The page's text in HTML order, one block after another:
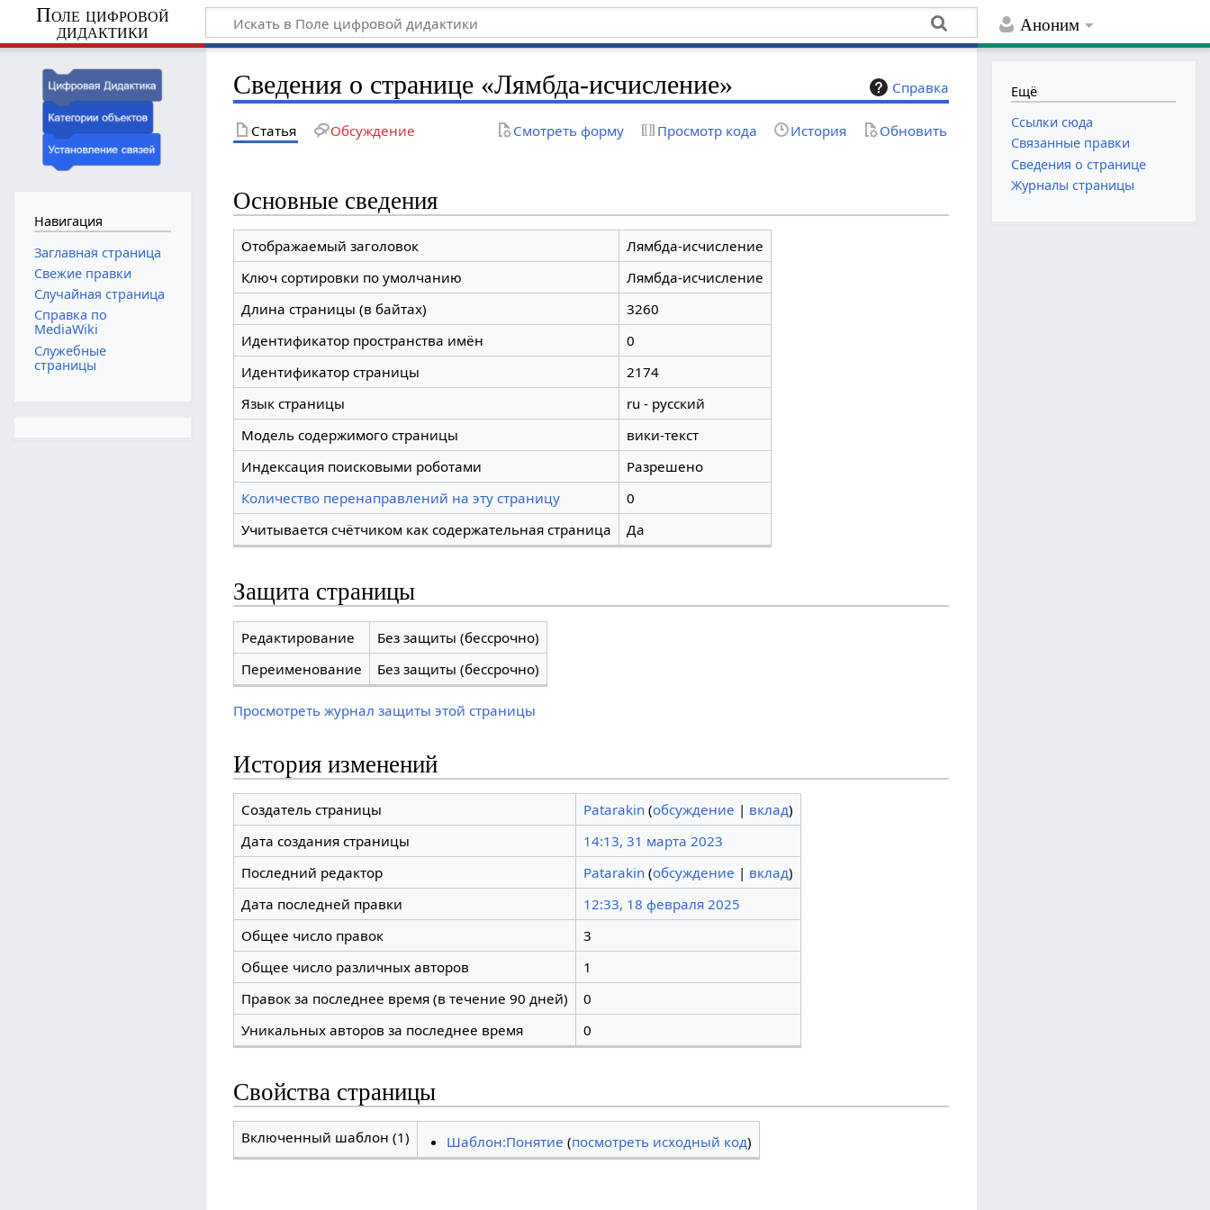
Аноним
Поле цифровой
дидактики
Справка
Сведения о странице «Лямбда-исчисление»
Статья Обсуждение Смотреть форму Просмотр кода История Обновить
Основные сведения
Отображаемый заголовок
Лямбда-исчисление
Ключ сортировки по умолчанию
Лямбда-исчисление
Длина страницы (в байтах)
3260
Идентификатор пространства имён
0
Идентификатор страницы
2174
Язык страницы
ru - русский
Модель содержимого страницы
вики-текст
Индексация поисковыми роботами
Разрешено
Количество перенаправлений на эту страницу
0
Учитывается счётчиком как содержательная страница
Да
Защита страницы
Редактирование
Без защиты (бессрочно)
Переименование
Без защиты (бессрочно)
Просмотреть журнал защиты этой страницы
История изменений
Создатель страницы Patarakin (обсуждение | вклад)
Дата создания страницы
14:13, 31 марта 2023
Последний редактор
Patarakin (обсуждение | вклад)
Дата последней правки
12:33, 18 февраля 2025
Общее число правок
3
Общее число различных авторов
1
Правок за последнее время (в течение 90 дней)
0
Уникальных авторов за последнее время
0
Свойства страницы
Включенный шаблон (1) Шаблон:Понятие (посмотреть исходный код)
Навигация
Заглавная страница
Свежие правки
Случайная страница
Справка по
MediaWiki
Служебные
страницы
Ещё
Ссылки сюда
Связанные правки
Сведения о странице
Журналы страницы